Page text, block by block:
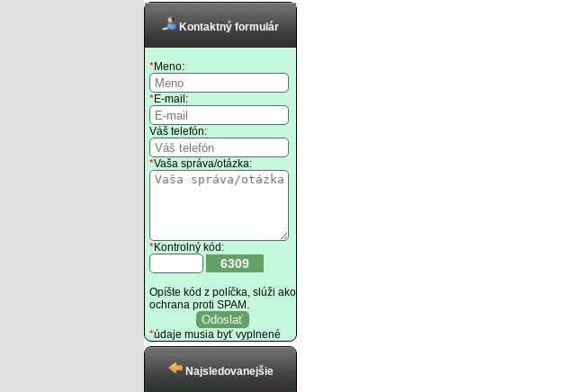
Kontaktný formulár
*Meno:
*E-mail:
Váš telefón:
*Vaša správa/otázka:
*Kontrolný kód:
6309
Opíšte kód z políčka, slúži ako
ochrana proti SPAM.
*údaje musia byť vyplnené
Najsledovanejšie